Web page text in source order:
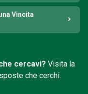
Vincita
cercavi? Visita la
che cerchi.